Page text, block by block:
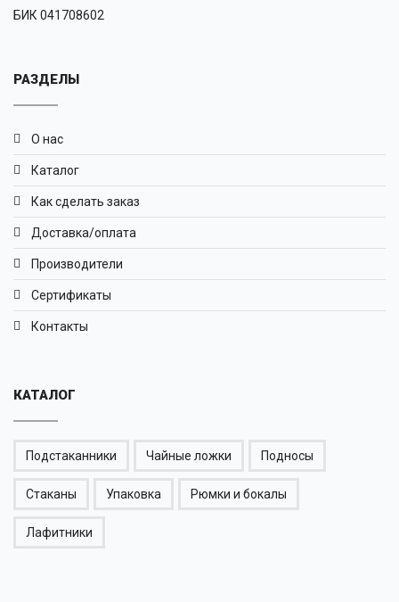
БИК 041708602
РАЗДЕЛЫ
О нас
Каталог
Как сделать заказ
Доставка/оплата
Производители
Сертификаты
Контакты
КАТАЛОГ
Подстаканники Чайные ложки Подносы
Стаканы Упаковка Рюмки и бокалы
Лафитники